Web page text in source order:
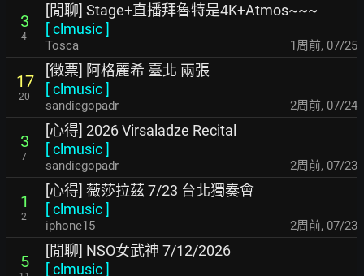
3
4
[閒聊] Stage+直播拜魯特是4K+Atmos~~~
[clmusic]
Tosca 1周前, 07/25
17
20
[徵票] 阿格麗希 臺北 兩張
[clmusic]
sandiegopadr 2周前, 07/24
3
7
[心得] 2026 Virsaladze Recital
[clmusic]
sandiegopadr 2周前, 07/23
1
2
[心得] 薇莎拉茲 7/23 台北獨奏會
[clmusic]
iphone15 2周前, 07/23
5
[閒聊] NSO女武神 7/12/2026
[clmusic]